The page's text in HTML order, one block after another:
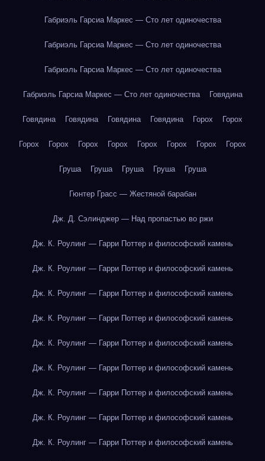
Габриэль Гарсиа Маркес — Сто лет одиночества
Габриэль Гарсиа Маркес — Сто лет одиночества
Габриэль Гарсиа Маркес — Сто лет одиночества
Габриэль Гарсиа Маркес — Сто лет одиночества Говядина
Говядина Говядина Говядина Говядина Горох Горох
Горох Горох Горох Горох Горох Горох Горох Горох
Груша Груша Груша Груша Груша
Гюнтер Грасс — Жестяной барабан
Дж. Д. Сэлинджер — Над пропастью во ржи
Дж. К. Роулинг — Гарри Поттер и философский камень
Дж. К. Роулинг — Гарри Поттер и философский камень
Дж. К. Роулинг — Гарри Поттер и философский камень
Дж. К. Роулинг — Гарри Поттер и философский камень
Дж. К. Роулинг — Гарри Поттер и философский камень
Дж. К. Роулинг — Гарри Поттер и философский камень
Дж. К. Роулинг — Гарри Поттер и философский камень
Дж. К. Роулинг — Гарри Поттер и философский камень
Дж. К. Роулинг — Гарри Поттер и философский камень